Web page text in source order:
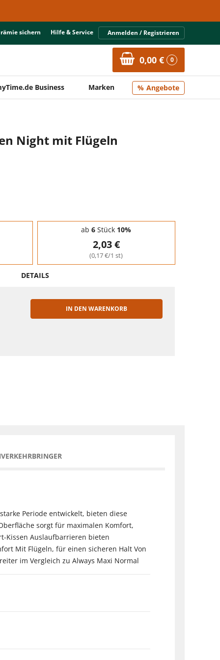
sichern Hilfe & Service Anmelden / Registrieren
0,00 € 0
Business Marken Angebote
Night mit Flügeln
ab 6 Stück 10%
2,03 €
(0,17 €/1 st)
DETAILS
IN DEN WARENKORB
Periode entwickelt, bieten diese
sorgt für maximalen Komfort,
Kissen Auslaufbarrieren bieten
Mit Flügeln, für einen sicheren Halt Von
im Vergleich zu Always Maxi Normal